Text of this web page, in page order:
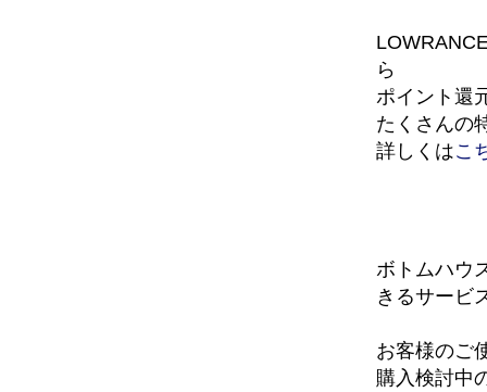
ら
ポイント還
たくさんの
詳しくはこ
ボトムハウ
きるサービ
お客様のご
購入検討中